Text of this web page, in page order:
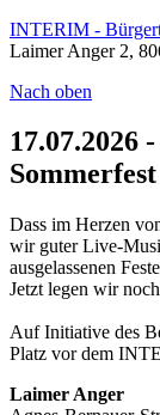
INTERIM -
Laimer Anger 2,
Nach oben
17.07.2026
Sommerfest
Dass im Herzen
wir guter Live-
ausgelassenen
Jetzt legen wir
Auf Initiative des
Platz vor dem
Laimer Anger